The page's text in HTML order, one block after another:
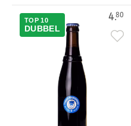
4.80
TOP 10
DUBBEL